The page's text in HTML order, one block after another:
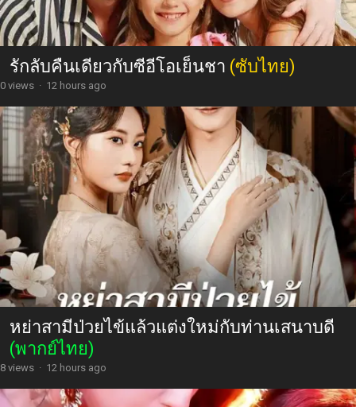
รักลับคืนเดียวกับซีอีโอเย็นชา (ซับไทย)
0 views · 12 hours ago
หย่าสามีป่วยไข้แล้วแต่งใหม่กับท่านเสนาบดี
(พากย์ไทย)
8 views · 12 hours ago